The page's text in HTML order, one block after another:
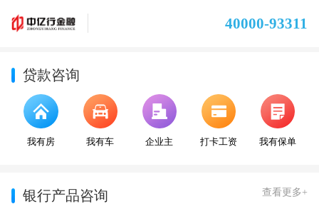
40000-93311
贷款咨询
我有房 我有车 企业主 打卡工资 我有保单
银行产品咨询 查看更多+